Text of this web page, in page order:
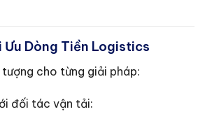
Ưu Dòng Tiền Logistics
cho từng giải pháp:
đối tác vận tải: